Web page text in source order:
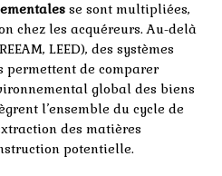
se sont multipliées,
chez les acquéreurs. Au-delà
LEED), des systèmes
permettent de comparer
global des biens
l’ensemble du cycle de
des matières
potentielle.